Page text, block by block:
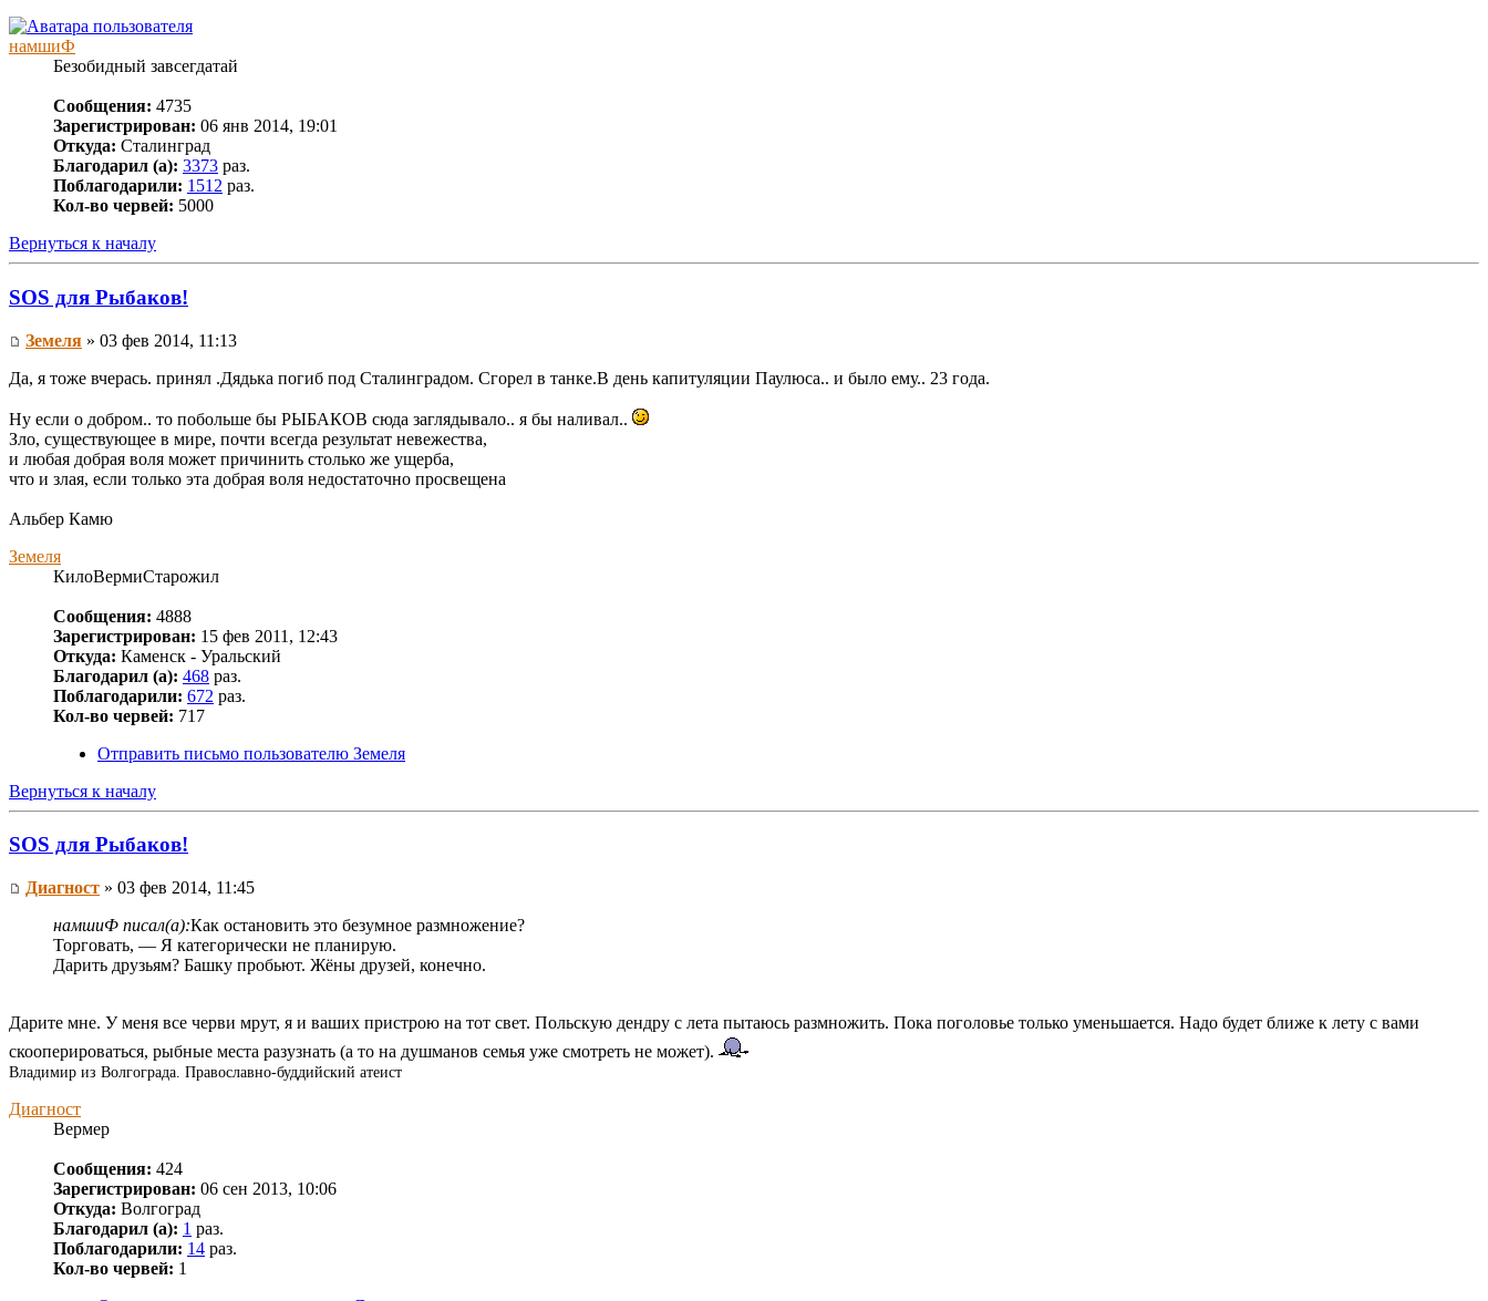
намшиФ
Безобидный завсегдатай
Сообщения: 4735
Зарегистрирован: 06 янв 2014, 19:01
Откуда: Сталинград
Благодарил (а): 3373 раз.
Поблагодарили: 1512 раз.
Кол-во червей: 5000
Вернуться к началу
SOS для Рыбаков!
Земеля » 03 фев 2014, 11:13
Да, я тоже вчерась. принял .Дядька погиб под Сталинградом. Сгорел в танке.В день капитуляции Паулюса.. и было ему.. 23 года.
Ну если о добром.. то побольше бы РЫБАКОВ сюда заглядывало.. я бы наливал..
Зло, существующее в мире, почти всегда результат невежества,
и любая добрая воля может причинить столько же ущерба,
что и злая, если только эта добрая воля недостаточно просвещена
Альбер Камю
Земеля
КилоВермиСтарожил
Сообщения: 4888
Зарегистрирован: 15 фев 2011, 12:43
Откуда: Каменск - Уральский
Благодарил (а): 468 раз.
Поблагодарили: 672 раз.
Кол-во червей: 717
Отправить письмо пользователю Земеля
Вернуться к началу
SOS для Рыбаков!
Диагност » 03 фев 2014, 11:45
намшиФ писал(а):Как остановить это безумное размножение?
Торговать, — Я категорически не планирую.
Дарить друзьям? Башку пробьют. Жёны друзей, конечно.
Дарите мне. У меня все черви мрут, я и ваших пристрою на тот свет. Польскую дендру с лета пытаюсь размножить. Пока поголовье только уменьшается. Надо будет ближе к лету с вами
скооперироваться, рыбные места разузнать (а то на душманов семья уже смотреть не может).
Владимир из Волгограда. Православно-буддийский атеист
Диагност
Вермер
Сообщения: 424
Зарегистрирован: 06 сен 2013, 10:06
Откуда: Волгоград
Благодарил (а): 1 раз.
Поблагодарили: 14 раз.
Кол-во червей: 1